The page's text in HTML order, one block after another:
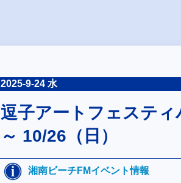
2025-9-24 水
逗子アートフェスティ
～ 10/26（日）
湘南ビーチFMイベント情報